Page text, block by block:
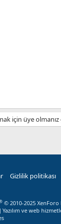
için üye
Gizlilik politikası
© 2010-2025 XenForo
ve web